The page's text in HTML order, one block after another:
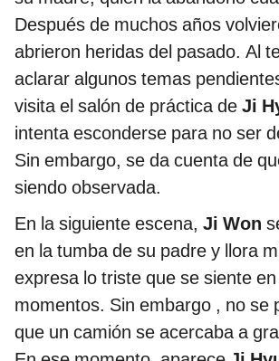
Después de muchos años
abrieron heridas del pasado. Al
aclarar algunos temas
visita el salón de práctica de Ji
intenta esconderse para no ser
Sin embargo, se da cuenta de
siendo observada.
En la siguiente escena, Ji Won
en la tumba de su padre y llora
expresa lo triste que se siente
momentos. Sin embargo , no se
que un camión se acercaba a